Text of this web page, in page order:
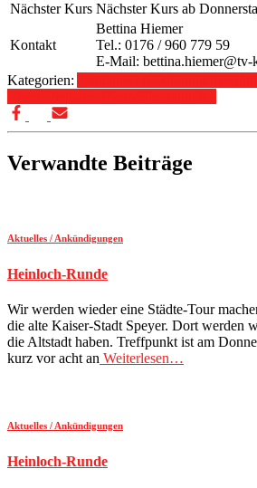
Nächster Kurs Nächster Kurs ab
Kontakt
Bettina Hiemer
Tel.: 0176 / 960 779 59
E-Mail: bettina.hiemer@tv-
Kategorien:
Verwandte Beiträge
Aktuelles / Ankündigungen
Heinloch-Runde
Wir werden wieder eine Städte-Tour
die alte Kaiser-Stadt Speyer. Dort werden
die Altstadt haben. Treffpunkt ist am
kurz vor acht an Weiterlesen…
Aktuelles / Ankündigungen
Heinloch-Runde